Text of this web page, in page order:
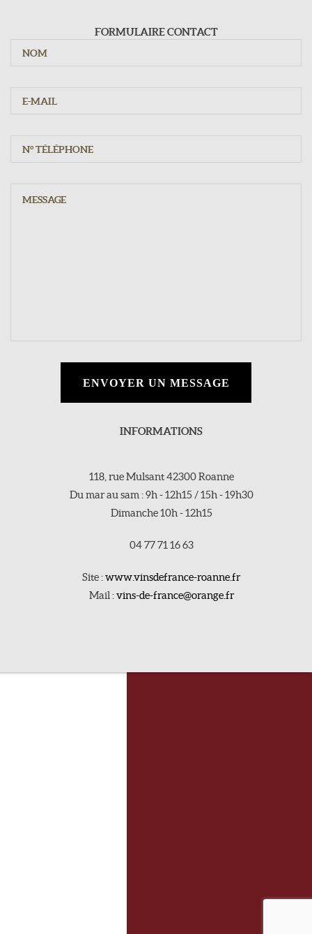
FORMULAIRE CONTACT
ENVOYER UN MESSAGE
INFORMATIONS
118, rue Mulsant 42300 Roanne
Du mar au sam : 9h - 12h15 / 15h - 19h30
Dimanche 10h - 12h15
04 77 71 16 63
Site :www.vinsdefrance-roanne.fr
Mail :vins-de-france@orange.fr